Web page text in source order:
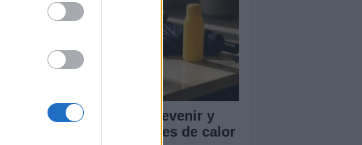
Cómo reconocer, prevenir y
actuar ante los golpes de calor